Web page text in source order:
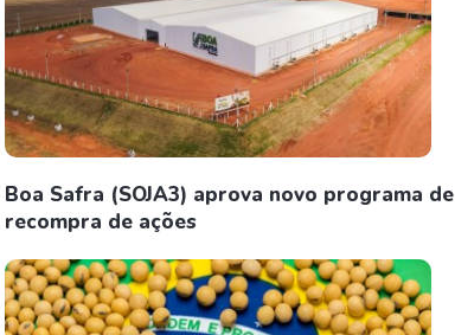
Boa Safra (SOJA3) aprova novo programa de
recompra de ações